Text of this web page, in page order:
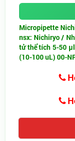
Micropipette
nsx: Nichiryo /
tử thể tích 5-50
(10-100 uL) 00-